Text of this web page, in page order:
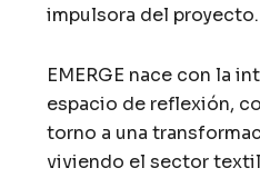
impulsora del proyecto.
EMERGE nace con la
espacio de reflexión,
torno a una
viviendo el sector